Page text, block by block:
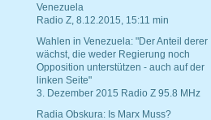
Venezuela
Radio Z, 8.12.2015, 15:11 min
Wahlen in Venezuela: "Der Anteil derer
wächst, die weder Regierung noch
Opposition unterstützen - auch auf der
linken Seite"
3. Dezember 2015 Radio Z 95.8 MHz
Radia Obskura: Is Marx Muss?